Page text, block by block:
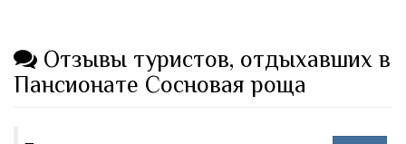
Отзывы туристов, отдыхавших в
Пансионате Сосновая роща